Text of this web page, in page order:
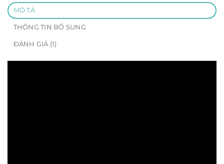
MÔ TẢ
THÔNG TIN BỔ SUNG
ĐÁNH GIÁ (1)